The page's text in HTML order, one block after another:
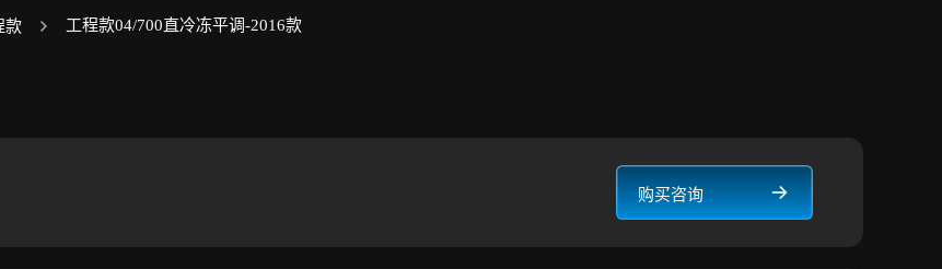
款 工程款04/700直冷冻平调-2016款
购买咨询